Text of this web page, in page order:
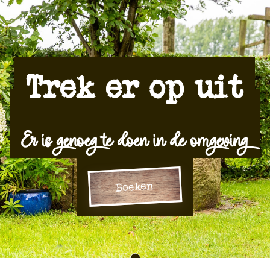
Boeken